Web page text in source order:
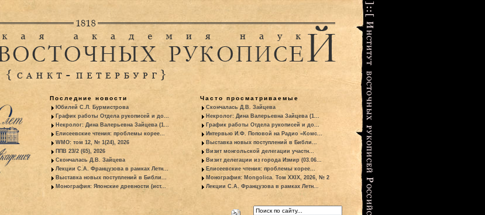
Последние новости
Юбилей С.Л. Бурмистрова
График работы Отдела рукописей и до...
Некролог: Дина Валерьевна Зайцева (1...
Елисеевские чтения: проблемы корее...
WMO: том 12, № 1(24), 2026
ППВ 23/2 (65), 2026
Скончалась Д.В. Зайцева
Лекции С.А. Французова в рамках Летн...
Выставка новых поступлений в Библи...
Монография: Японские древности (ист...
Часто просматриваемые
Скончалась Д.В. Зайцева
Некролог: Дина Валерьевна Зайцева (1...
График работы Отдела рукописей и до...
Интервью И.Ф. Поповой на Радио «Комс...
Выставка новых поступлений в Библи...
Визит монгольской делегации участн...
Визит делегации из города Измир (03.06...
Елисеевские чтения: проблемы корее...
Монография: Mongolica. Том XXIX, 2026, № 2
Лекции С.А. Французова в рамках Летн...